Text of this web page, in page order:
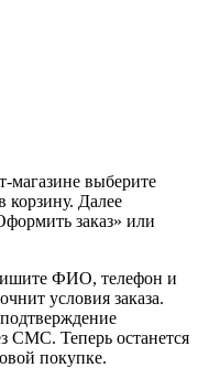
магазине выберите
корзину. Далее
заказ» или
ФИО, телефон и
условия заказа.
СМС. Теперь останется
покупке.